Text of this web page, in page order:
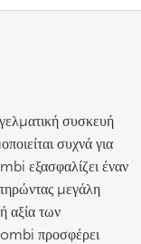
συσκευή
συχνά για
εξασφαλίζει έναν
μεγάλη
αξία των
προσφέρει